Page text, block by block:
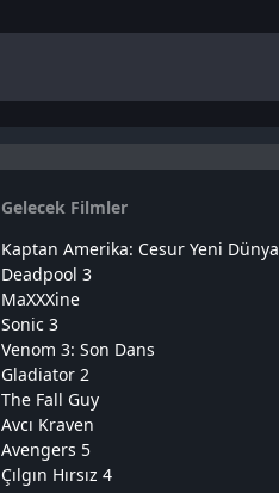
Gelecek Filmler
Kaptan Amerika: Cesur Yeni Dünya
Deadpool 3
MaXXXine
Sonic 3
Venom 3: Son Dans
Gladiator 2
The Fall Guy
Avcı Kraven
Avengers 5
Çılgın Hırsız 4